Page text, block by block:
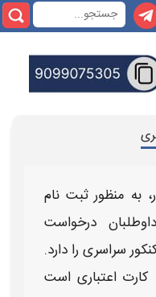
به منظورثبت‌ نام
درخواست
سراسری را دارد.
اعتباری است